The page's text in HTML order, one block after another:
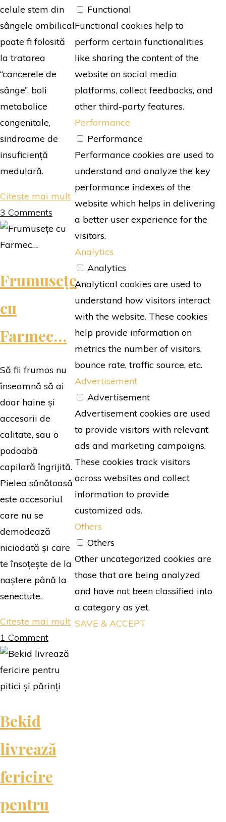
celule stem din
sângele ombilical
poate fi folosită
la tratarea
“cancerele de
sânge”, boli
metabolice
congenitale,
sindroame de
insuficiență
medulară.
Citește mai mult"Celule
și
realitate"
3 Comments
Frumusețe
cu
Farmec…
Să fii frumos nu
înseamnă să ai
doar haine și
accesorii de
calitate, sau o
podoabă
capilară îngrijită.
Pielea sănătoasă
este accesoriul
care nu se
demodează
niciodată și care
te însoțește de la
naștere până la
senectute.
Citește mai mult"Frumusețe
1 Comment
Bekid
livrează
fericire
pentru
Functional
Functional cookies help to
perform certain functionalities
like sharing the content of the
website on social media
platforms, collect feedbacks, and
other third-party features.
Performance
Performance
Performance cookies are used to
understand and analyze the key
performance indexes of the
website which helps in delivering
a better user experience for the
visitors.
Analytics
Analytics
Analytical cookies are used to
understand how visitors interact
with the website. These cookies
help provide information on
metrics the number of visitors,
bounce rate, traffic source, etc.
Advertisement
Advertisement
Advertisement cookies are used
to provide visitors with relevant
ads and marketing campaigns.
These cookies track visitors
across websites and collect
information to provide
customized ads.
Others
Others
Other uncategorized cookies are
those that are being analyzed
and have not been classified into
a category as yet.
SAVE & ACCEPT